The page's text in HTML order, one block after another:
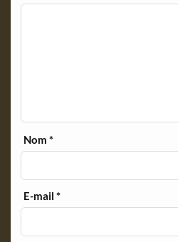
Nom*
E-mail*